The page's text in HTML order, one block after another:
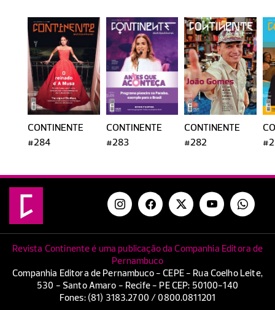
CONTINENTE
#284
CONTINENTE
#283
CONTINENTE
#282
Revista Continente é uma publicação da Companhia Editora de
Pernambuco
Companhia Editora de Pernambuco - CEPE - Rua Coelho Leite,
530 - Santo Amaro - Recife - PE CEP: 50100-140
Fones: (81) 3183.2700 / 0800.0811201